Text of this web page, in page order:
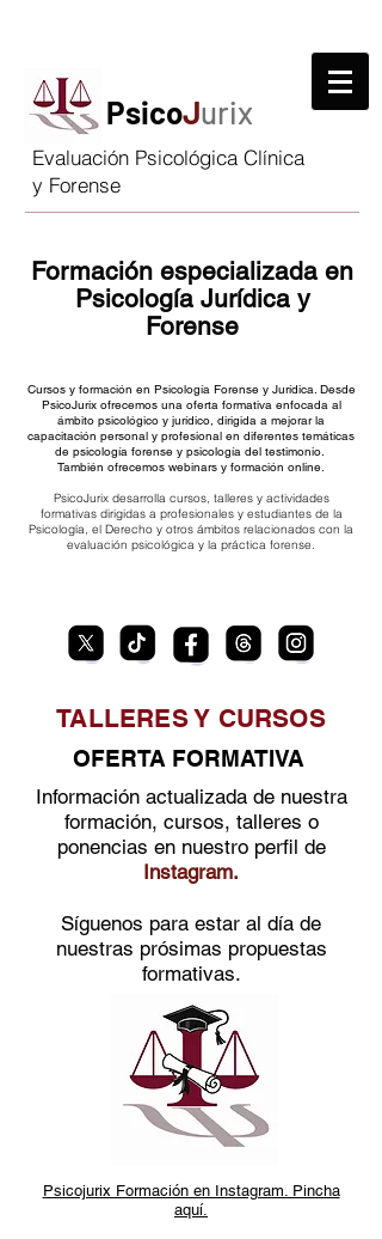
PsicoJurix
Evaluación Psicológica Clínica
y Forense
Formación especializada en
Psicología Jurídica y
Forense
Cursos y formación en Psicología Forense y Jurídica. Desde
PsicoJurix ofrecemos una oferta formativa enfocada al
ámbito psicológico y jurídico, dirigida a mejorar la
capacitación personal y profesional en diferentes temáticas
de psicología forense y psicología del testimonio.
También ofrecemos webinars y formación online.
PsicoJurix desarrolla cursos, talleres y actividades
formativas dirigidas a profesionales y estudiantes de la
Psicología, el Derecho y otros ámbitos relacionados con la
evaluación psicológica y la práctica forense.
TALLERES Y CURSOS
OFERTA FORMATIVA
Información actualizada de nuestra
formación, cursos, talleres o
ponencias en nuestro perfil de
Instagram.
Síguenos para estar al día de
nuestras prósimas propuestas
formativas.
Psicojurix Formación en Instagram. Pincha
aquí.